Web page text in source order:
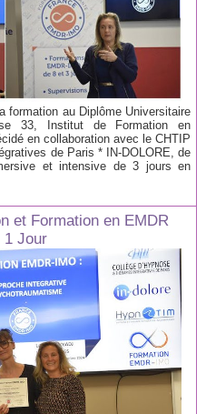
formation au Diplôme Universitaire
33, Institut de Formation en
en collaboration avec le CHTIP
de Paris * IN-DOLORE, de
et intensive de 3 jours en
et Formation en EMDR
1 Jour